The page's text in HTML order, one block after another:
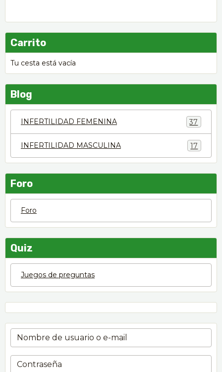
Carrito
Tu cesta está vacía
Blog
INFERTILIDAD FEMENINA 37
INFERTILIDAD MASCULINA 17
Foro
Foro
Quiz
Juegos de preguntas